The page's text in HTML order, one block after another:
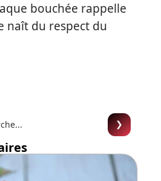
bouchée rappelle
naît du respect du